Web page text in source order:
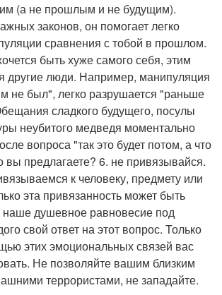
(а не прошлым и не будущим).
законов, он помогает легко
сравнения с тобой в прошлом.
быть хуже самого себя, этим
другие люди. Например, манипуляция
не был", легко разрушается "раньше
сладкого будущего, посулы
неубитого медведя моментально
вопроса "так это будет потом, а что
вы предлагаете? 6. не привязывайся.
к человеку, предмету или
эта привязанность может быть
наше душевное равновесие под
свой ответ на этот вопрос. Только
этих эмоциональных связей вас
Не позволяйте вашим близким
террористами, не западайте.